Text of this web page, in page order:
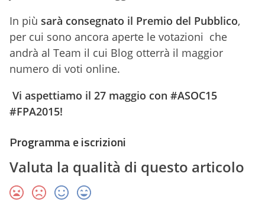
In più sarà consegnato il Premio del Pubblico,
per cui sono ancora aperte le votazioni che
andrà al Team il cui Blog otterrà il maggior
numero di voti online.
Vi aspettiamo il 27 maggio con #ASOC15
#FPA2015!
Programma e iscrizioni
Valuta la qualità di questo articolo